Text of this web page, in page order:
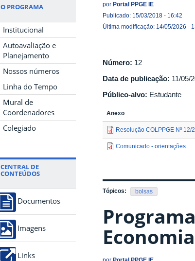
O PROGRAMA
Institucional
Autoavaliação e
Planejamento
Nossos números
Linha do Tempo
Mural de
Coordenadores
Colegiado
CENTRAL DE
CONTEÚDOS
Documentos
Imagens
Links
por Portal PPGE IE
Publicado: 15/03/2018 - 16:42
Última modificação: 14/05/2026 -
Número: 12
Data de publicação: 11/05/
Público-alvo: Estudante
Anexo
Resolução COLPPGE Nº 12/
Comunicado - orientações
Tópicos: bolsas